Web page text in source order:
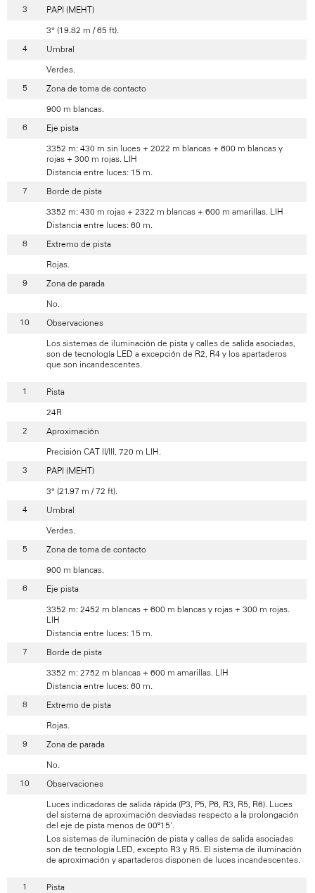
PAPI (MEHT)
3° (19.82 m / 65 ft).
Umbral
Verdes.
Zona de toma de contacto
900 m blancas.
Eje pista
3352 m: 430 m sin luces + 2022 m blancas + 600 m blancas y
rojas + 300 m rojas. LIH
Distancia entre luces: 15 m.
Borde de pista
3352 m: 430 m rojas + 2322 m blancas + 600 m amarillas. LIH
Distancia entre luces: 60 m.
Extremo de pista
Rojas.
Zona de parada
No.
Observaciones
Los sistemas de iluminación de pista y calles de salida asociadas,
son de tecnología LED a excepción de R2, R4 y los apartaderos
que son incandescentes.
Pista
24R
Aproximación
Precisión CAT II/III, 720 m LIH.
PAPI (MEHT)
3° (21.97 m / 72 ft).
Umbral
Verdes.
Zona de toma de contacto
900 m blancas.
Eje pista
3352 m: 2452 m blancas + 600 m blancas y rojas + 300 m rojas.
LIH
Distancia entre luces: 15 m.
Borde de pista
3352 m: 2752 m blancas + 600 m amarillas. LIH
Distancia entre luces: 60 m.
Extremo de pista
Rojas.
Zona de parada
No.
Observaciones
Luces indicadoras de salida rápida (P3, P5, P6, R3, R5, R6). Luces
del sistema de aproximación desviadas respecto a la prolongación
del eje de pista menos de 00º15'.
Los sistemas de iluminación de pista y calles de salida asociadas
son de tecnología LED, excepto R3 y R5. El sistema de iluminación
de aproximación y apartaderos disponen de luces incandescentes.
Pista